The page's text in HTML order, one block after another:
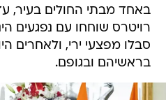
באחד מבתי החולים בעיר,
רויטרס שוחחו עם נפגעים
סבלו מפצעי ירי, ולאחרים
בראשיהם ובגופם.